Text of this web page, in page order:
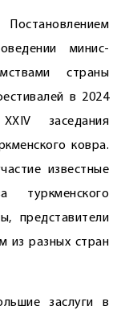
минис­
страны
в 2024
заседания
ковра.
известные
туркменского
представители
из разных стран
заслуги в